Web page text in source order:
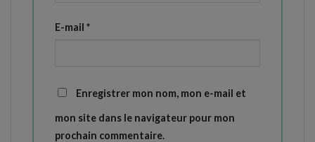
E-mail *
Enregistrer mon nom, mon e-mail et
mon site dans le navigateur pour mon
prochain commentaire.